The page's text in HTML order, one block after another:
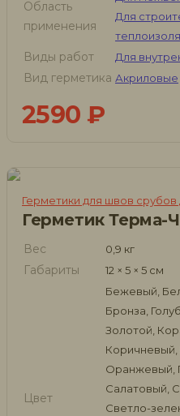
Область
применения
Для
Виды работ Для
Вид герметика Акриловые
2590 ₽
Герметики для швов
Вес 0,9 кг
Габариты 12 × 5 × 5 см
Цвет
Бежевый,
Бронза,
Золотой,
Оранжевый,
Салатовый,
Светло-